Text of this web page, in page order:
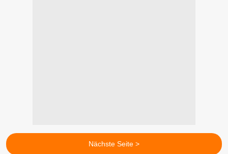
Nächste Seite >